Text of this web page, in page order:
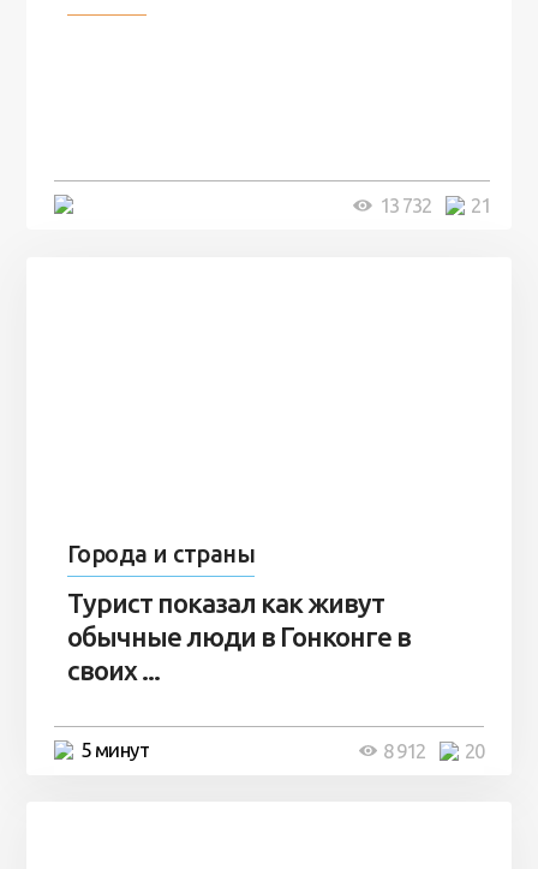
21
13 732
Города и страны
Турист показал как живут
обычные люди в Гонконге в
своих ...
5 минут 20
8 912